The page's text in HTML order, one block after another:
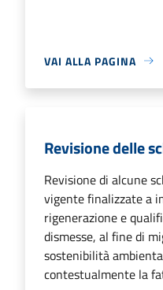
VAI ALLA PAGINA
Revisione delle
Revisione di alcune
vigente finalizzate a
rigenerazione e
dismesse, al fine di
sostenibilità
contestualmente la